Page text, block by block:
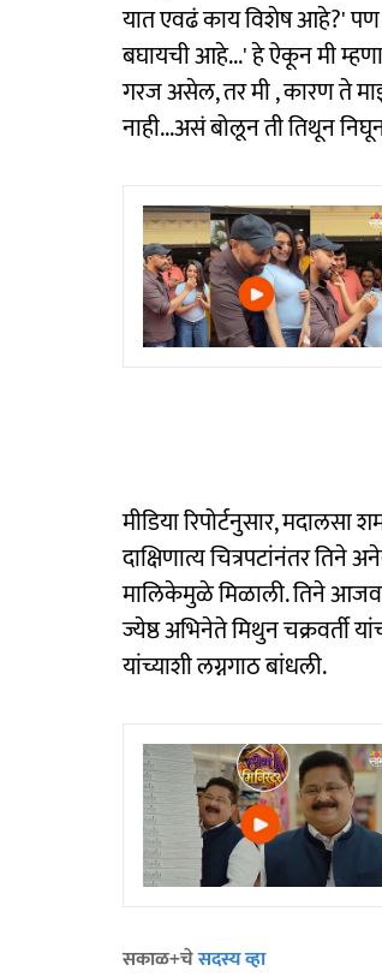
यात एवढं काय विशेष आहे?' पण
बघायची आहे...' हे ऐकून मी
गरज असेल, तर मी , कारण ते
नाही...असं बोलून ती तिथून
मीडिया रिपोर्टनुसार,
दाक्षिणात्य चित्रपटांनंतर
मालिकेमुळे मिळाली. तिने
ज्येष्ठ अभिनेते मिथुन चक्रवर्ती
यांच्याशी लग्नगाठ बांधली.
सकाळ+चेसदस्य व्हा